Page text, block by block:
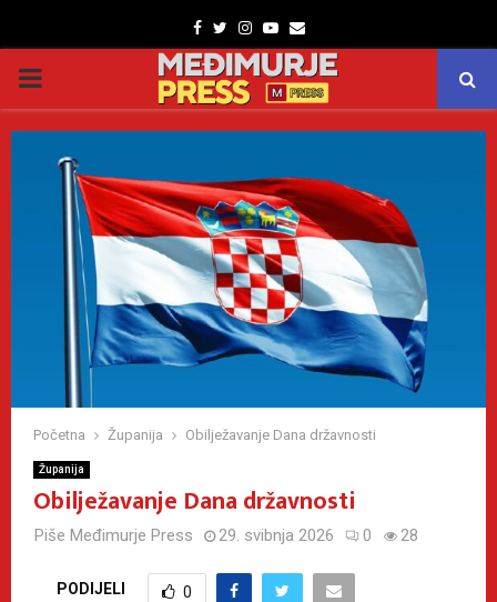
Facebook
TwitterInstagram
Youtube
Email
PRIMARY
MENU
Početna Županija Obilježavanje Dana državnosti
Županija
Obilježavanje Dana državnosti
Piše Međimurje Press 29. svibnja 2026 0 28
PODIJELI 0